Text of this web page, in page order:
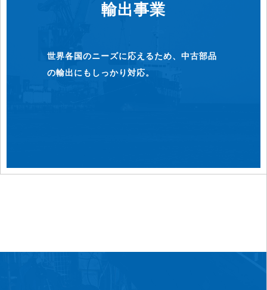
輸出事業
世界各国のニーズに応えるため、中古部品
の輸出にもしっかり対応。